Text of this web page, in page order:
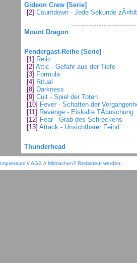
Gideon Crew [Serie]
[2] Countdown - Jede Sekunde zÃ¤hlt
Mount Dragon
Pendergast-Reihe [Serie]
[1] Relic
[2] Attic - Gefahr aus der Tiefe
[3] Formula
[4] Ritual
[8] Darkness
[9] Cult - Spiel der Toten
[10] Fever - Schatten der
[11] Revenge - Eiskalte TÃ¤uschung
[12] Fear - Grab des Schreckens
[13] Attack - Unsichtbarer Feind
Thunderhead
Impressum //AGB // Mitmachen? Redakteur werden!